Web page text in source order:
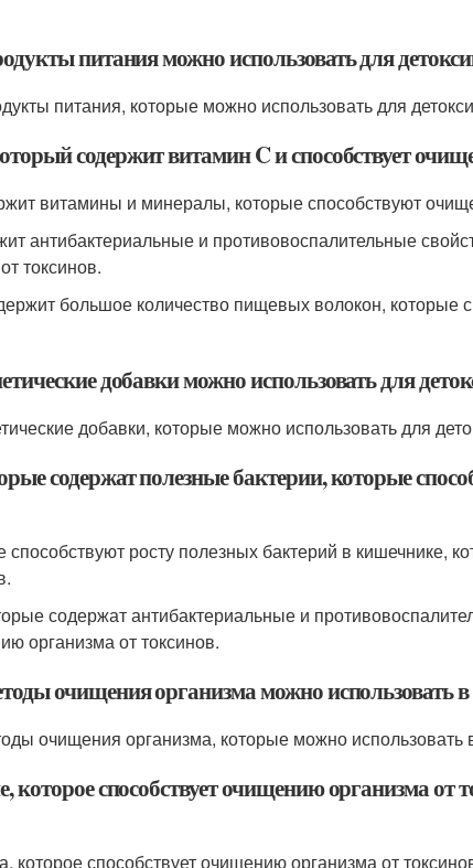
питания можно использовать для
питания, которые можно использовать для
содержит витамин C и способствует
витамины и минералы, которые способствуют
антибактериальные и противовоспалительные
токсинов.
большое количество пищевых волокон, которые
добавки можно использовать для
добавки, которые можно использовать для
содержат полезные бактерии, которые
способствуют росту полезных бактерий в кишечнике,
содержат антибактериальные и
организма от токсинов.
очищения организма можно использовать
очищения организма, которые можно
которое способствует очищению организма
которое способствует очищению организма от